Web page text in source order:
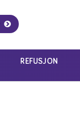
REFUSJON